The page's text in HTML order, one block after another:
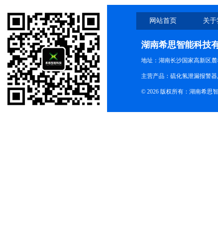
网站首页 关
湖南希思智能科技
地址：湖南长沙国家高新区
主营产品：硫化氢泄漏报警
© 2026 版权所有：湖南希思